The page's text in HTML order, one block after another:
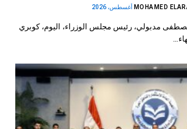
MOHAMED
مصطفى مدبولي، رئيس مجلس الوزراء، اليوم، كوبري